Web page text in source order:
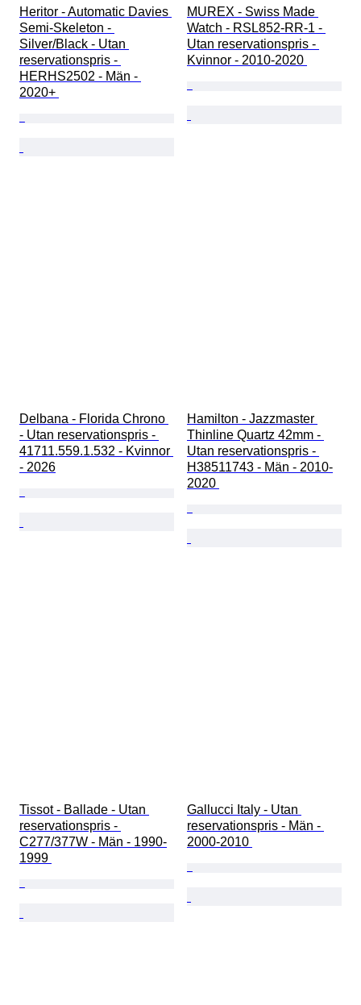
Heritor - Automatic Davies
Semi-Skeleton -
Silver/Black - Utan
reservationspris -
HERHS2502 - Män -
2020+
MUREX - Swiss Made
Watch - RSL852-RR-1 -
Utan reservationspris -
Kvinnor - 2010-2020
Delbana - Florida Chrono
- Utan reservationspris -
41711.559.1.532 - Kvinnor
- 2026
Hamilton - Jazzmaster
Thinline Quartz 42mm -
Utan reservationspris -
H38511743 - Män - 2010-
2020
Tissot - Ballade - Utan
reservationspris -
C277/377W - Män - 1990-
1999
Gallucci Italy - Utan
reservationspris - Män -
2000-2010